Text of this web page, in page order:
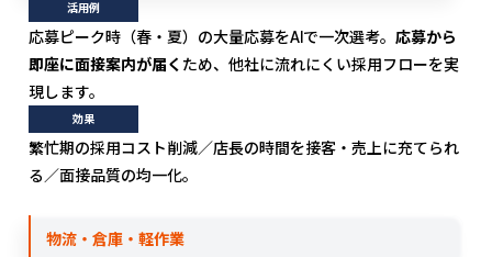
活用例
応募ピーク時（春・夏）の大量応募をAIで一次選考。 応募から
即座に面接案内が届く ため、他社に流れにくい採用フローを実
現します。
効果
繁忙期の採用コスト削減／店長の時間を接客・売上に充てられ
る／面接品質の均一化。
物流・倉庫・軽作業